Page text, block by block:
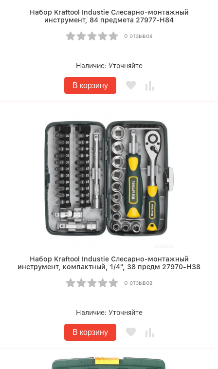
Набор Kraftool Industie Слесарно-монтажный
инструмент, 84 предмета 27977-H84
0 отзывов
Наличие: Уточняйте
В корзину
Набор Kraftool Industie Слесарно-монтажный
инструмент, компактный, 1/4", 38 предм 27970-H38
0 отзывов
Наличие: Уточняйте
В корзину